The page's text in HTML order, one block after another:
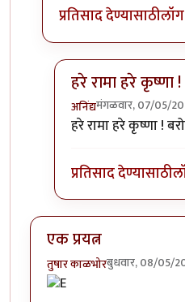
प्रतिसाद देण्यासाठी
हरे रामा हरे कृष्णा !
अनिंद्यमंगळवार, 07/05/
In reply to
हरे रामा हरे कृष्णा !
प्रतिसाद देण्यासाठी
एक प्रयत्न
तुषार काळभोरबुधवार, 08/05/